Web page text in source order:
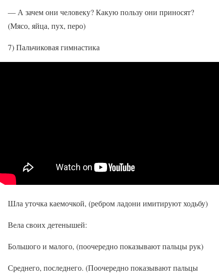
— А зачем они человеку? Какую пользу они приносят?
(Мясо, яйца, пух, перо)
7) Пальчиковая гимнастика
Шла уточка каемочкой, (ребром ладони имитируют ходьбу)
Вела своих детенышей:
Большого и малого, (поочередно показывают пальцы рук)
Среднего, последнего. (Поочередно показывают пальцы